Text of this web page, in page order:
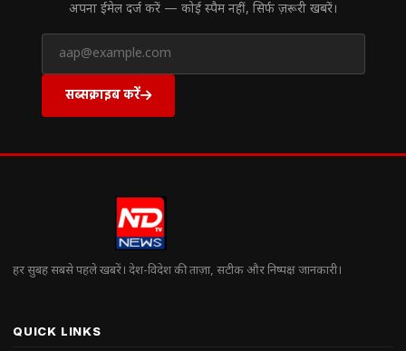
अपना ईमेल दर्ज करें — कोई स्पैम नहीं, सिर्फ ज़रूरी खबरें।
सब्सक्राइब करें
हर सुबह सबसे पहले खबरें। देश-विदेश की ताज़ा, सटीक और निष्पक्ष जानकारी।
QUICK LINKS